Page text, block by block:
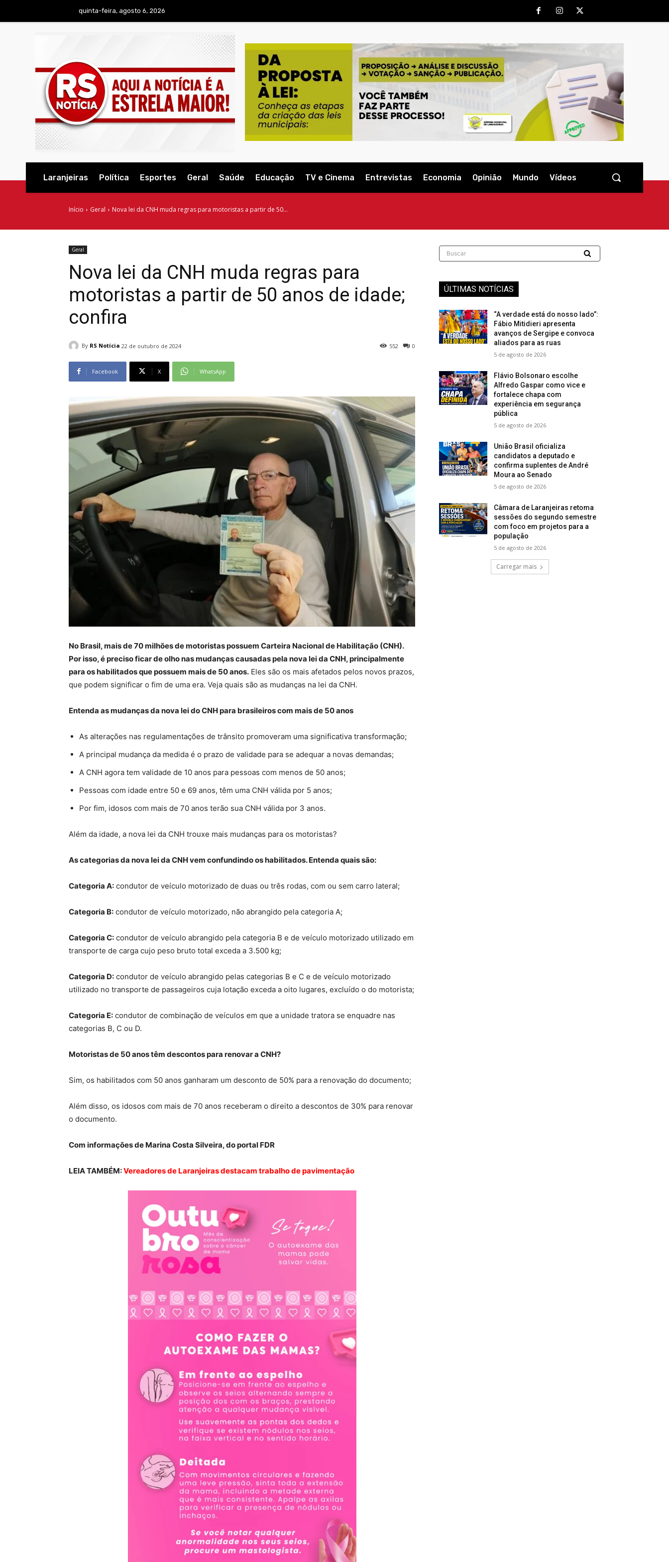
quinta-feira, agosto 6, 2026
Laranjeiras Política Esportes Geral Saúde Educação TV e Cinema Entrevistas Economia Opinião Mundo Vídeos
Início Geral Nova lei da CNH muda regras para motoristas a partir de 50...
Geral
Nova lei da CNH muda regras para
motoristas a partir de 50 anos de idade;
confira
By RS Notícia 22 de outubro de 2024 0
552
Facebook X WhatsApp
No Brasil, mais de 70 milhões de motoristas possuem Carteira Nacional de Habilitação (CNH).
Por isso, é preciso ficar de olho nas mudanças causadas pela nova lei da CNH, principalmente
para os habilitados que possuem mais de 50 anos. Eles são os mais afetados pelos novos prazos,
que podem significar o fim de uma era. Veja quais são as mudanças na lei da CNH.
Entenda as mudanças da nova lei do CNH para brasileiros com mais de 50 anos
As alterações nas regulamentações de trânsito promoveram uma significativa transformação;
A principal mudança da medida é o prazo de validade para se adequar a novas demandas;
A CNH agora tem validade de 10 anos para pessoas com menos de 50 anos;
Pessoas com idade entre 50 e 69 anos, têm uma CNH válida por 5 anos;
Por fim, idosos com mais de 70 anos terão sua CNH válida por 3 anos.
Além da idade, a nova lei da CNH trouxe mais mudanças para os motoristas?
As categorias da nova lei da CNH vem confundindo os habilitados. Entenda quais são:
Categoria A: condutor de veículo motorizado de duas ou três rodas, com ou sem carro lateral;
Categoria B: condutor de veículo motorizado, não abrangido pela categoria A;
Categoria C: condutor de veículo abrangido pela categoria B e de veículo motorizado utilizado em
transporte de carga cujo peso bruto total exceda a 3.500 kg;
Categoria D: condutor de veículo abrangido pelas categorias B e C e de veículo motorizado
utilizado no transporte de passageiros cuja lotação exceda a oito lugares, excluído o do motorista;
Categoria E: condutor de combinação de veículos em que a unidade tratora se enquadre nas
categorias B, C ou D.
Motoristas de 50 anos têm descontos para renovar a CNH?
Sim, os habilitados com 50 anos ganharam um desconto de 50% para a renovação do documento;
Além disso, os idosos com mais de 70 anos receberam o direito a descontos de 30% para renovar
o documento.
Com informações de Marina Costa Silveira, do portal FDR
LEIA TAMBÉM:Vereadores de Laranjeiras destacam trabalho de pavimentação
Buscar
ÚLTIMAS NOTÍCIAS
“A verdade está do nosso lado”:
Fábio Mitidieri apresenta
avanços de Sergipe e convoca
aliados para as ruas
5 de agosto de 2026
Flávio Bolsonaro escolhe
Alfredo Gaspar como vice e
fortalece chapa com
experiência em segurança
pública
5 de agosto de 2026
União Brasil oficializa
candidatos a deputado e
confirma suplentes de André
Moura ao Senado
5 de agosto de 2026
Câmara de Laranjeiras retoma
sessões do segundo semestre
com foco em projetos para a
população
5 de agosto de 2026
Carregar mais